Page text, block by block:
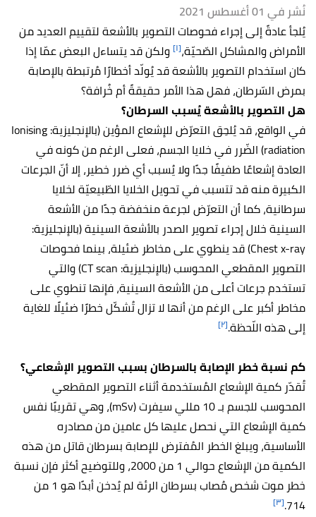
نُشر في 01 أغسطس 2021
يُلجأ عادةً إلى إجراء فحوصات التصوير بالأشعة لتقييم العديد من
الأمراض والمشاكل الصّحيّة،[١] ولكن قد يتساءل البعض عمّا إذا
كان استخدام التصوير بالأشعة قد يُولّد أخطارًا مُرتبطة بالإصابة
بمرض السّرطان، فهل هذا الأمر حقيقةً أم خُرافة؟
هل التصوير بالأشعة يُسبب السرطان؟
في الواقع، قد يُلحِق التعرّض للإشعاع المؤين (بالإنجليزية: Ionising
radiation) الضّرر في خلايا الجسم، فعلى الرغم من كونه في
العادة إشعاعًا طفيفًا جدًا ولا يُسبب أي ضرر خطير، إلا أنّ الجرعات
الكبيرة منه قد تتسبب في تحويل الخلايا الطّبيعيّة لخلايا
سرطانية، كما أن التعرّض لجرعة منخفضة جدًا من الأشعة
السينية خلال إجراء تصوير الصدر بالأشعة السينية (بالإنجليزية:
Chest x-ray) قد ينطوي على مخاطر ضئيلة، بينما فحوصات
التصوير المقطعي المحوسب (بالإنجليزية: CT scan) والتي
تستخدم جرعات أعلى من الأشعة السينية، فإنها تنطوي على
مخاطر أكبر على الرغم من أنها لا تزال تُشكّل خطرًا ضئيلًا للغاية
إلى هذه اللّحظة.[٢]
كم نسبة خطر الإصابة بالسرطان بسبب التصوير الإشعاعي؟
تُقدّر كمية الإشعاع المُستخدمة أثناء التصوير المقطعي
المحوسب للجسم بـ 10 مللي سيفرت (mSv)، وهي تقريبًا نفس
كمية الإشعاع التي نحصل عليها كل عامين من مصادره
الأساسية، ويبلغ الخطر المُفترض للإصابة بسرطان قاتل من هذه
الكمية من الإشعاع حوالي 1 من 2000، وللتوضيح أكثر فإن نسبة
خطر موت شخص مُصاب بسرطان الرئة لم يُدخن أبدًا هو 1 من
714. [٣]